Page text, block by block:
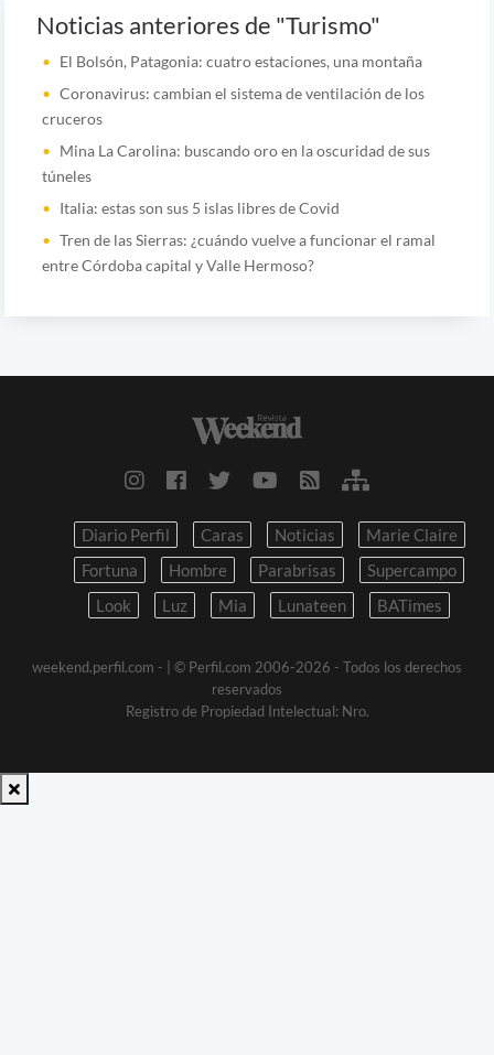
Noticias anteriores de "Turismo"
El Bolsón, Patagonia: cuatro estaciones, una montaña
Coronavirus: cambian el sistema de ventilación de los
cruceros
Mina La Carolina: buscando oro en la oscuridad de sus
túneles
Italia: estas son sus 5 islas libres de Covid
Tren de las Sierras: ¿cuándo vuelve a funcionar el ramal
entre Córdoba capital y Valle Hermoso?
Diario Perfil Caras Noticias
Marie Claire
Fortuna
Hombre Parabrisas
Supercampo
Look
Luz Mia Lunateen BATimes
weekend.perfil.com -
| © Perfil.com 2006-2026 - Todos los derechos
reservados
Registro de Propiedad Intelectual: Nro.